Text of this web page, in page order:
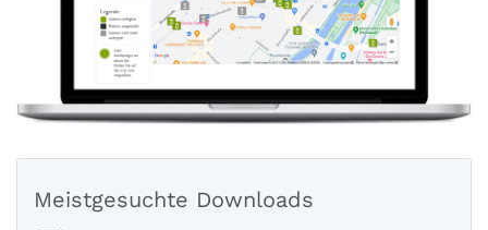
Meistgesuchte Downloads